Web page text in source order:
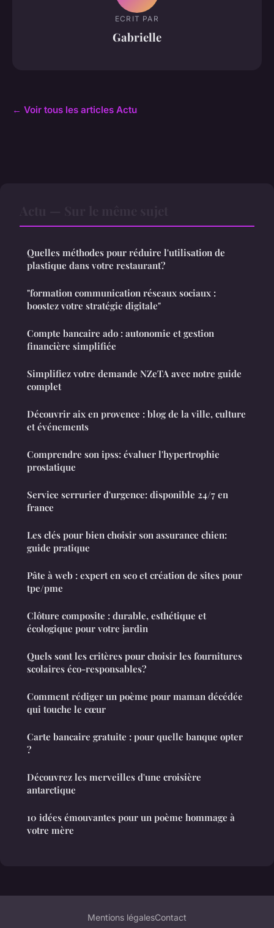
ECRIT PAR
Gabrielle
← Voir tous les articles Actu
Quelles méthodes pour réduire l'utilisation de
plastique dans votre restaurant?
"formation communication réseaux sociaux :
boostez votre stratégie digitale"
Compte bancaire ado : autonomie et gestion
financière simplifiée
Simplifiez votre demande NZeTA avec notre guide
complet
Découvrir aix en provence : blog de la ville, culture
et événements
Comprendre son ipss: évaluer l'hypertrophie
prostatique
Service serrurier d'urgence: disponible 24/7 en
france
Les clés pour bien choisir son assurance chien:
guide pratique
Pâte à web : expert en seo et création de sites pour
tpe/pme
Clôture composite : durable, esthétique et
écologique pour votre jardin
Quels sont les critères pour choisir les fournitures
scolaires éco-responsables?
Comment rédiger un poème pour maman décédée
qui touche le cœur
Carte bancaire gratuite : pour quelle banque opter
?
Découvrez les merveilles d'une croisière
antarctique
10 idées émouvantes pour un poème hommage à
votre mère
Mentions légalesContact